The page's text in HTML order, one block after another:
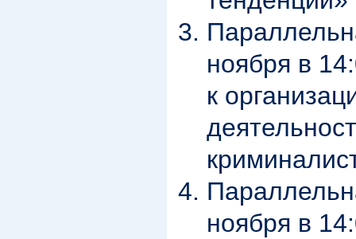
ноября в
к
ноября в